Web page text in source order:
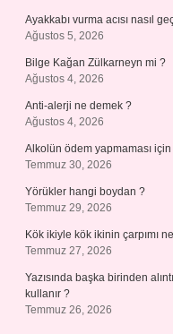
Ayakkabı vurma acısı nasıl
Ağustos 5, 2026
Bilge Kağan Zülkarneyn mi ?
Ağustos 4, 2026
Anti-alerji ne demek ?
Ağustos 4, 2026
Alkolün ödem yapmaması için
Temmuz 30, 2026
Yörükler hangi boydan ?
Temmuz 29, 2026
Kök ikiyle kök ikinin çarpımı
Temmuz 27, 2026
Yazısında başka birinden
kullanır ?
Temmuz 26, 2026